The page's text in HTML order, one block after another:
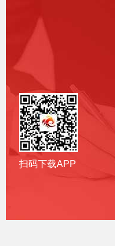
扫码下载APP